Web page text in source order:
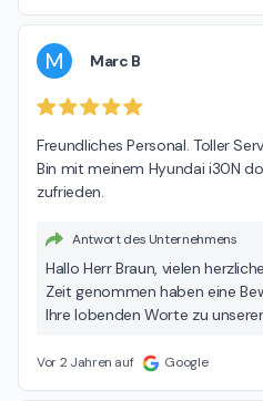
M Marc B
Freundliches Personal. Toller
Bin mit meinem Hyundai i30N
zufrieden.
Antwort des Unternehmens
Hallo Herr Braun, vielen
Zeit genommen haben eine
Ihre lobenden Worte zu
allzeit gute Fahrt! Viele Grüße,
Vor 2 Jahren auf Google